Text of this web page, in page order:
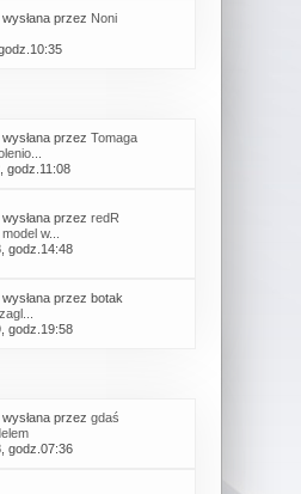
wysłana przez Noni
wysłana przezTomaga
godz.11:08
wysłana przezredR
w...
godz.14:48
wysłana przez botak
godz.19:58
wysłana przezgdaś
godz.07:36